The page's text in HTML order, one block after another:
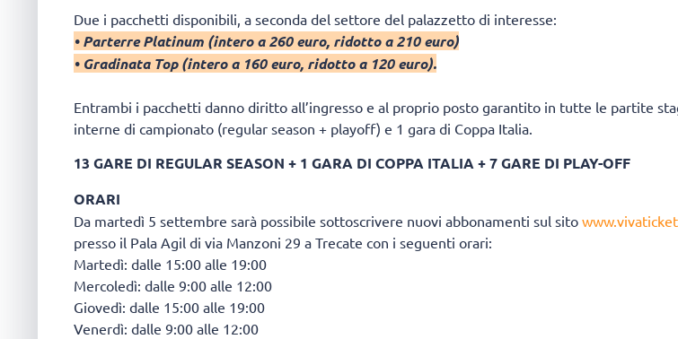
Due i pacchetti disponibili, a seconda del settore del palazzetto di interesse:
• Parterre Platinum (intero a 260 euro, ridotto a 210 euro)
• Gradinata Top (intero a 160 euro, ridotto a 120 euro).
Entrambi i pacchetti danno diritto all’ingresso e al proprio posto garantito in tutte le partite
interne di campionato (regular season + playoff) e 1 gara di Coppa Italia.
13 GARE DI REGULAR SEASON + 1 GARA DI COPPA ITALIA + 7 GARE DI PLAY-OFF
ORARI
Da martedì 5 settembre sarà possibile sottoscrivere nuovi abbonamenti sul sito
presso il Pala Agil di via Manzoni 29 a Trecate con i seguenti orari:
Martedì: dalle 15:00 alle 19:00
Mercoledì: dalle 9:00 alle 12:00
Giovedì: dalle 15:00 alle 19:00
Venerdì: dalle 9:00 alle 12:00